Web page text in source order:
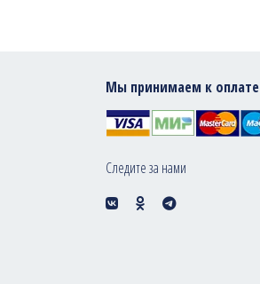
Мы принимаем к оплате
Следите за нами